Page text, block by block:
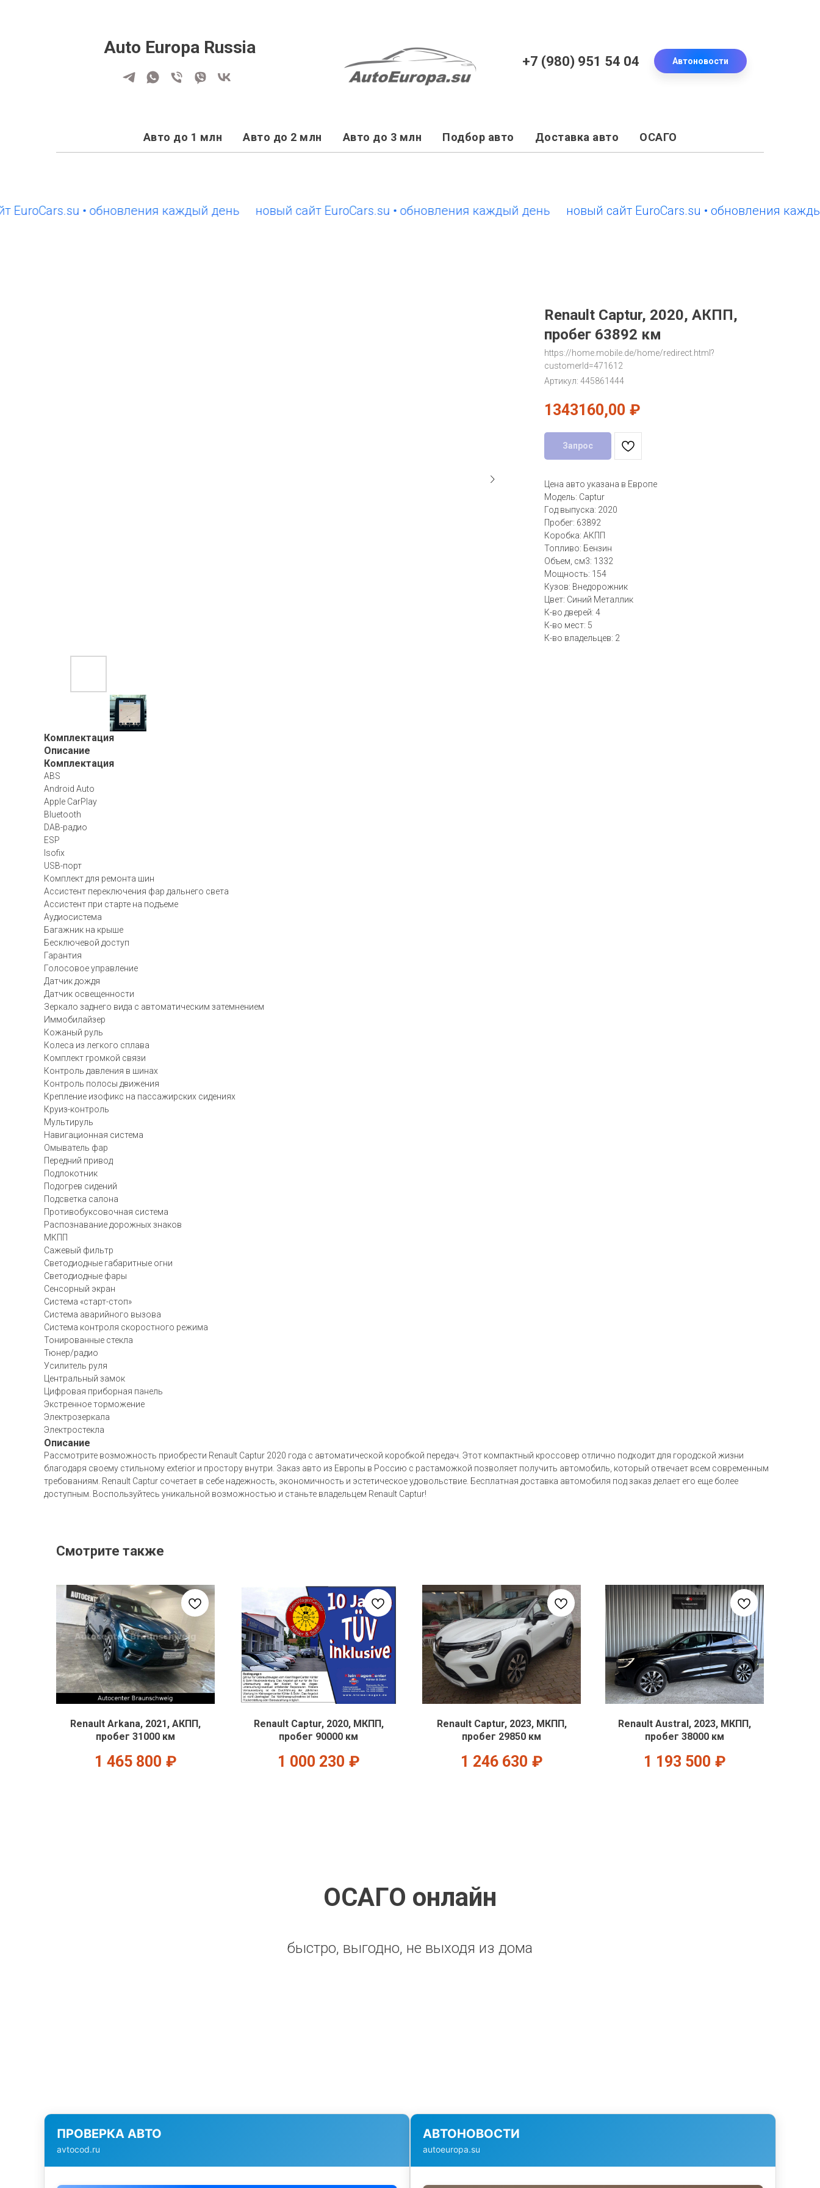
Auto Europa Russia
+7 (980) 951 54 04 Автоновости
Авто до 1 млн Авто до 2 млн Авто до 3 млн Подбор авто Доставка авто ОСАГО
• обновления каждый день новый сайт EuroCars.su • обновления каждый день новый сайт EuroCars.su • обновления каждый
Renault Captur, 2020, АКПП,
пробег 63892 км
https://home.mobile.de/home/redirect.html?
customerId=471612
Артикул: 445861444
1343160,00 ₽
Запрос
Цена авто указана в Европе
Модель: Captur
Год выпуска: 2020
Пробег: 63892
Коробка: АКПП
Топливо: Бензин
Объем, см3: 1332
Мощность: 154
Кузов: Внедорожник
Цвет: Синий Металлик
К-во дверей: 4
К-во мест: 5
К-во владельцев: 2
Комплектация
Описание
Комплектация
ABS
Android Auto
Apple CarPlay
Bluetooth
DAB-радио
ESP
Isofix
USB-порт
Комплект для ремонта шин
Ассистент переключения фар дальнего света
Ассистент при старте на подъеме
Аудиосистема
Багажник на крыше
Бесключевой доступ
Гарантия
Голосовое управление
Датчик дождя
Датчик освещенности
Зеркало заднего вида с автоматическим затемнением
Иммобилайзер
Кожаный руль
Колеса из легкого сплава
Комплект громкой связи
Контроль давления в шинах
Контроль полосы движения
Крепление изофикс на пассажирских сидениях
Круиз-контроль
Мультируль
Навигационная система
Омыватель фар
Передний привод
Подлокотник
Подогрев сидений
Подсветка салона
Противобуксовочная система
Распознавание дорожных знаков
МКПП
Сажевый фильтр
Светодиодные габаритные огни
Светодиодные фары
Сенсорный экран
Система «старт-стоп»
Система аварийного вызова
Система контроля скоростного режима
Тонированные стекла
Тюнер/радио
Усилитель руля
Центральный замок
Цифровая приборная панель
Экстренное торможение
Электрозеркала
Электростекла
Описание
Рассмотрите возможность приобрести Renault Captur 2020 года с автоматической коробкой передач. Этот компактный кроссовер отлично подходит для городской жизни
благодаря своему стильному exterior и простору внутри. Заказ авто из Европы в Россию с растаможкой позволяет получить автомобиль, который отвечает всем современным
требованиям. Renault Captur сочетает в себе надежность, экономичность и эстетическое удовольствие. Бесплатная доставка автомобиля под заказ делает его еще более
доступным. Воспользуйтесь уникальной возможностью и станьте владельцем Renault Captur!
Смотрите также
Renault Arkana, 2021, АКПП,
пробег 31000 км
1 465 800 ₽
Renault Captur, 2020, МКПП,
пробег 90000 км
1 000 230 ₽
Renault Captur, 2023, МКПП,
пробег 29850 км
1 246 630 ₽
Renault Austral, 2023, МКПП,
пробег 38000 км
1 193 500 ₽
ОСАГО онлайн
быстро, выгодно, не выходя из дома
ПРОВЕРКА АВТО
avtocod.ru
АВТОНОВОСТИ
autoeuropa.su